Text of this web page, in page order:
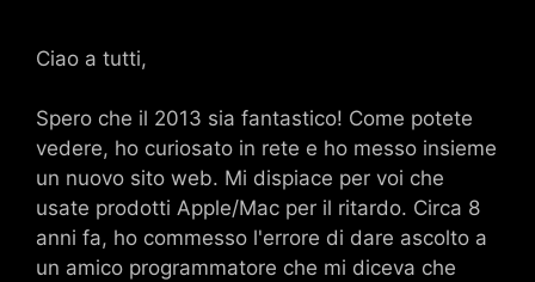
Ciao a tutti,
Spero che il 2013 sia fantastico! Come potete
vedere, ho curiosato in rete e ho messo insieme
un nuovo sito web. Mi dispiace per voi che
usate prodotti Apple/Mac per il ritardo. Circa 8
anni fa, ho commesso l'errore di dare ascolto a
un amico programmatore che mi diceva che